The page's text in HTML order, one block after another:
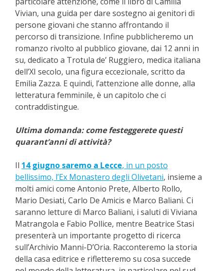
Vivian, una guida per dare sostegno ai genitori di
persone giovani che stanno affrontando il
percorso di transizione. Infine pubblicheremo un
romanzo rivolto al pubblico giovane, dai 12 anni in
su, dedicato a Trotula de’ Ruggiero, medica italiana
dell’XI secolo, una figura eccezionale, scritto da
Emilia Zazza. E quindi, l’attenzione alle donne, alla
letteratura femminile, è un capitolo che ci
contraddistingue.
Ultima domanda: come festeggerete questi
quarant’anni di attività?
Il 14 giugno saremo a Lecce, in un posto
bellissimo, l’Ex Monastero degli Olivetani, insieme a
molti amici come Antonio Prete, Alberto Rollo,
Mario Desiati, Carlo De Amicis e Marco Baliani. Ci
saranno letture di Marco Baliani, i saluti di Viviana
Matrangola e Fabio Pollice, mentre Beatrice Stasi
presenterà un importante progetto di ricerca
sull’Archivio Manni-D’Oria. Racconteremo la storia
della casa editrice e rifletteremo su cosa succede